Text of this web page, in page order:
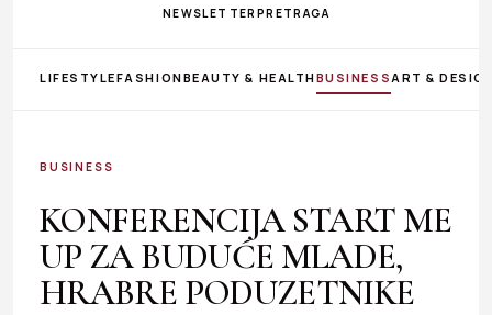
NEWSLETTER PRETRAGA
LIFESTYLEFASHIONBEAUTY & HEALTHBUSINESS ART &
BUSINESS
KONFERENCIJA START ME
UP ZA BUDUĆE MLADE,
HRABRE PODUZETNIKE